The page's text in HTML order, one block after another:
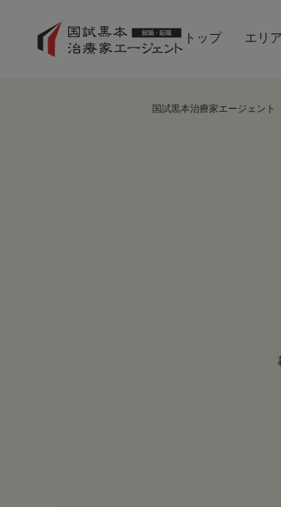
トップ エリ
国試黒本治療家エージェント